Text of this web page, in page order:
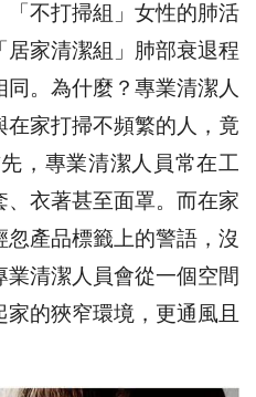
不打掃組」女性的肺活
家清潔組」肺部衰退程
。為什麼？專業清潔人
在家打掃不頻繁的人，竟
，專業清潔人員常在工
衣著甚至面罩。而在家
產品標籤上的警語，沒
清潔人員會從一個空間
的狹窄環境，更通風且